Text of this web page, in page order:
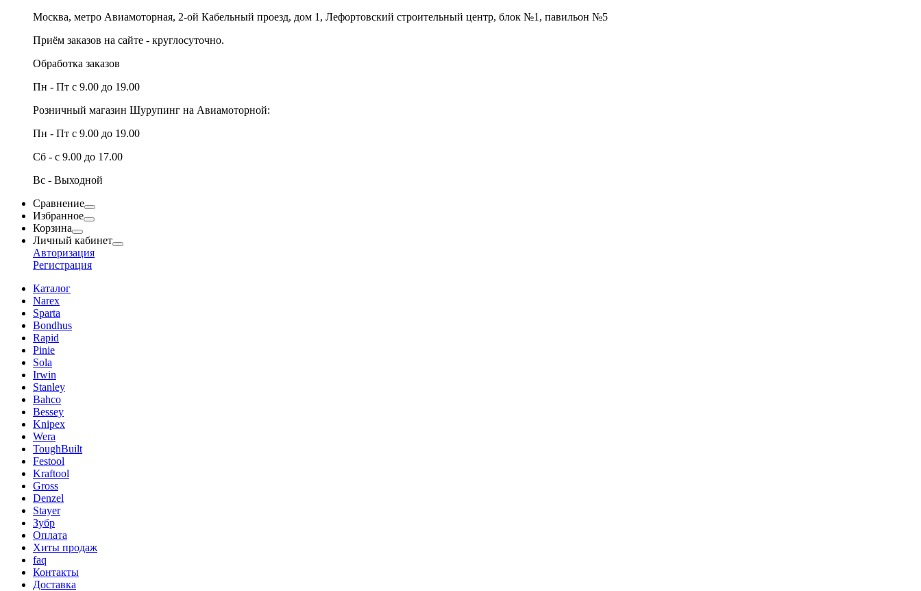
Москва, метро Авиамоторная, 2-ой Кабельный проезд, дом 1, Лефортовский строительный центр, блок №1, павильон №5
Приём заказов на сайте - круглосуточно.
Обработка заказов
Пн - Пт с 9.00 до 19.00
Розничный магазин Шурупинг на Авиамоторной:
Пн - Пт с 9.00 до 19.00
Сб - с 9.00 до 17.00
Вс - Выходной
Сравнение
Избранное
Корзина
Личный кабинет
Авторизация
Регистрация
Каталог
Narex
Sparta
Bondhus
Rapid
Pinie
Sola
Irwin
Stanley
Bahco
Bessey
Knipex
Wera
ToughBuilt
Festool
Kraftool
Gross
Denzel
Stayer
Зубр
Оплата
Хиты продаж
faq
Контакты
Доставка